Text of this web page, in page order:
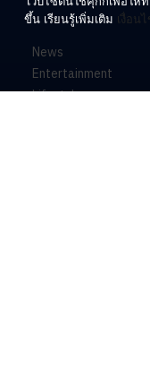
News
Entertainment
Lifestyle
ขึ้น เรียนรู้เพิ่มเติม เงื่อน